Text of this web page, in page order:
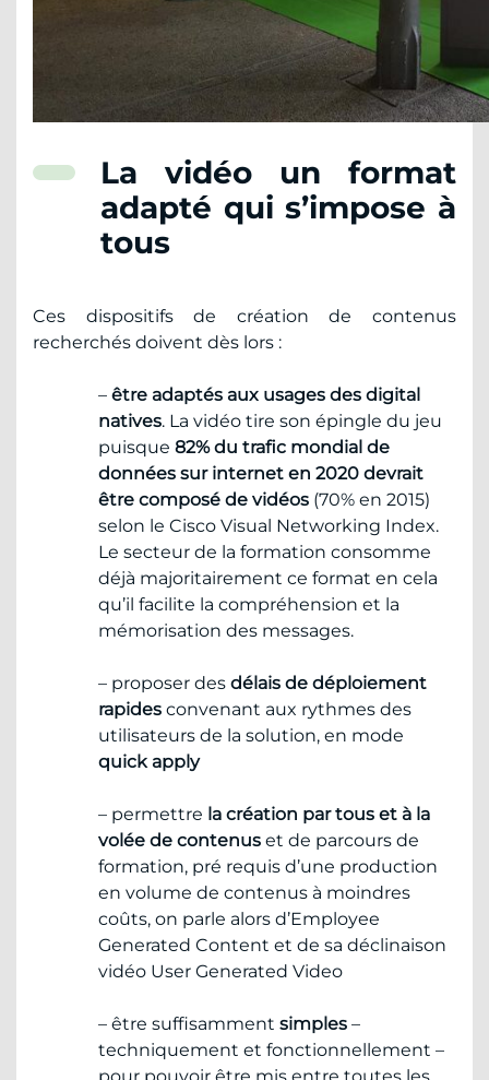
La vidéo un format
adapté qui s’impose à
tous
Ces dispositifs de création de contenus
recherchés doivent dès lors :
– être adaptés aux usages des digital
natives. La vidéo tire son épingle du jeu
puisque 82% du trafic mondial de
données sur internet en 2020 devrait
être composé de vidéos (70% en 2015)
selon le Cisco Visual Networking Index.
Le secteur de la formation consomme
déjà majoritairement ce format en cela
qu’il facilite la compréhension et la
mémorisation des messages.
– proposer des délais de déploiement
rapides convenant aux rythmes des
utilisateurs de la solution, en mode
quick apply
– permettre la création par tous et à la
volée de contenus et de parcours de
formation, pré requis d’une production
en volume de contenus à moindres
coûts, on parle alors d’Employee
Generated Content et de sa déclinaison
vidéo User Generated Video
– être suffisamment simples –
techniquement et fonctionnellement –